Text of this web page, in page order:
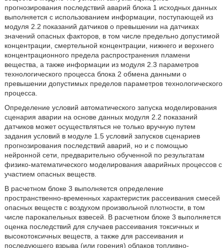
прогнозирования последствий аварий блока 1 исходных данных
выполняется с использованием информации, поступающей из
модуля 2.2 показаний датчиков о превышении на датчиках
значений опасных факторов, в том числе предельно допустимой
концентрации, смертельной концентрации, нижнего и верхнего
концентрационного предела распространения пламени
вещества, а также информации из модуля 2.3 параметров
технологического процесса блока 2 обмена данными о
превышении допустимых пределов параметров технологического
процесса.
Определение условий автоматического запуска моделирования
сценария аварии на основе данных модуля 2.2 показаний
датчиков может осуществляться не только вручную путем
задания условий в модуле 1.5 условий запусков сценариев
прогнозирования последствий аварий, но и с помощью
нейронной сети, предварительно обученной по результатам
физико-математического моделирования аварийных процессов с
участием опасных веществ.
В расчетном блоке 3 выполняется определение
пространственно-временных характеристик рассеивания смесей
опасных веществ с воздухом произвольной плотности, в том
числе парокапельных взвесей. В расчетном блоке 3 выполняется
оценка последствий для случаев рассеивания токсичных и
высокотоксичных веществ, а также для рассеивания и
последующего взрыва (или горения) облаков топливно-